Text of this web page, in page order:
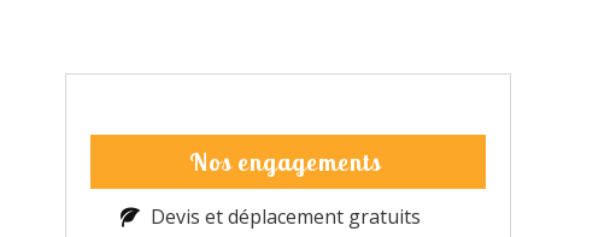
Nos engagements
Devis et déplacement gratuits